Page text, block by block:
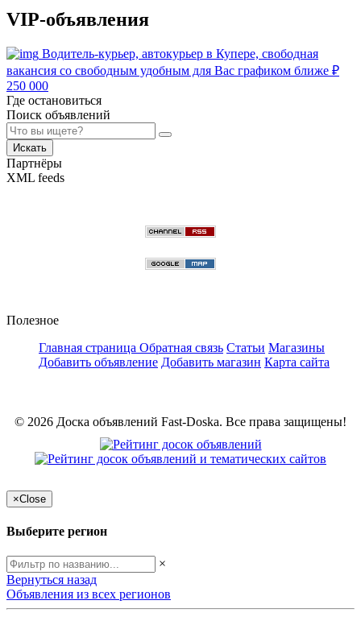
VIP-объявления
Водитель-курьер, автокурьер в Купере, свободная
вакансия со свободным удобным для Вас графиком ближе ₽
250 000
Где остановиться
Поиск объявлений
Искать
Партнёры
XML feeds
Полезное
Главная страница Обратная связь Статьи Магазины
Добавить объявление Добавить магазин Карта сайта
© 2026 Доска объявлений Fast-Doska. Все права защищены!
×Close
Выберите регион
×
Вернуться назад
Объявления из всех регионов